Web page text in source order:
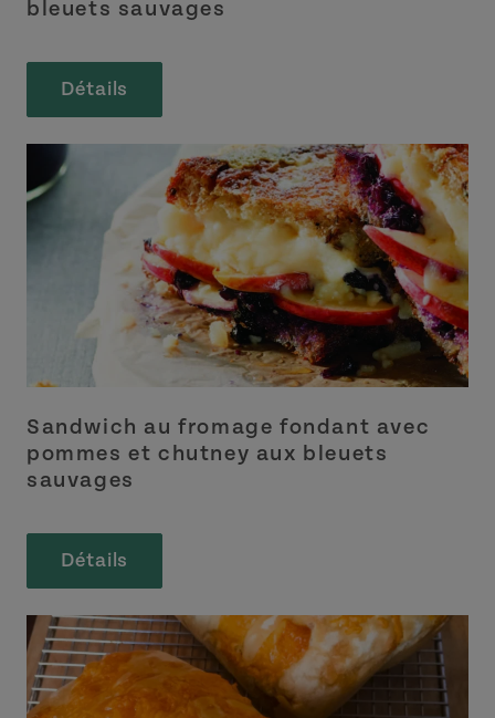
bleuets sauvages
Détails
Sandwich au fromage fondant avec
pommes et chutney aux bleuets
sauvages
Détails